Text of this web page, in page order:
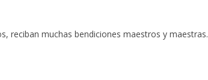
reciban muchas bendiciones maestros y maestras.